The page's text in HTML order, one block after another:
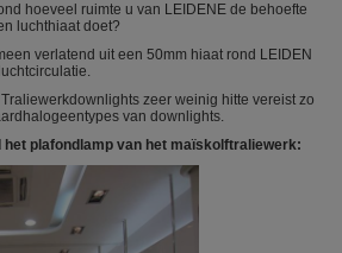
hoeveel ruimte u van LEIDENE de behoefte
luchthiaat doet?
verlatend uit een 50mm hiaat rond LEIDEN
zeer weinig hitte vereist zo
van downlights.
plafondlamp van het maïskolftraliewerk: